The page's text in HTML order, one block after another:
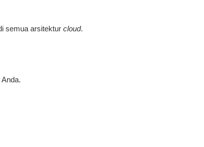
semua arsitektur cloud.